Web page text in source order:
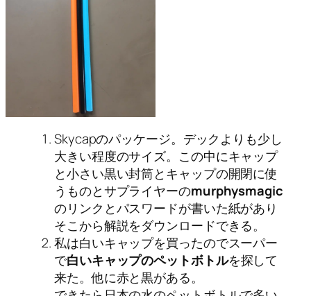
Skycapのパッケージ。デックよりも少し
大きい程度のサイズ。この中にキャップ
と小さい黒い封筒とキャップの開閉に使
うものとサプライヤーのmurphysmagic
のリンクとパスワードが書いた紙があり
そこから解説をダウンロードできる。
私は白いキャップを買ったのでスーパー
で白いキャップのペットボトルを探して
来た。他に赤と黒がある。